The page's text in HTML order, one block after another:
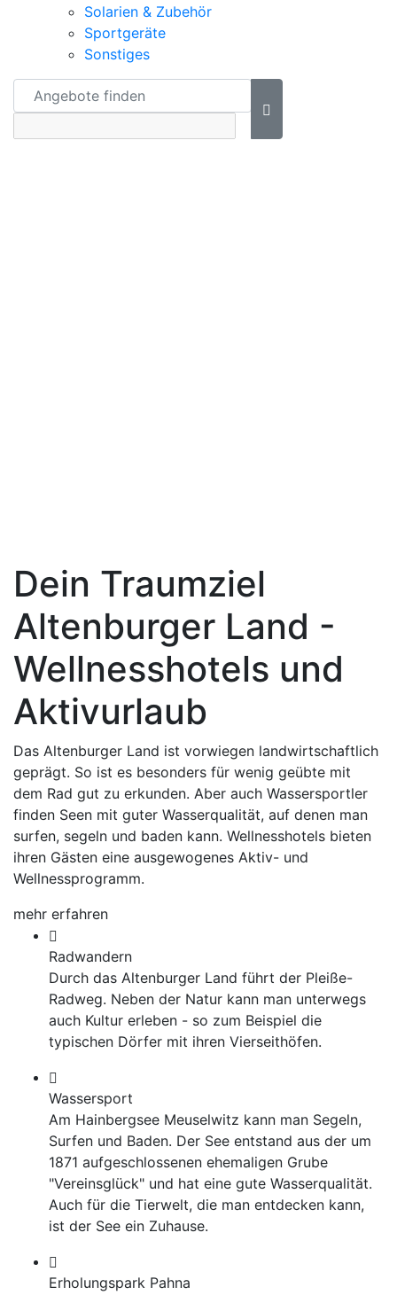
Solarien & Zubehör
Sportgeräte
Sonstiges
Dein Traumziel
Altenburger Land -
Wellnesshotels und
Aktivurlaub
Das Altenburger Land ist vorwiegen landwirtschaftlich
geprägt. So ist es besonders für wenig geübte mit
dem Rad gut zu erkunden. Aber auch Wassersportler
finden Seen mit guter Wasserqualität, auf denen man
surfen, segeln und baden kann. Wellnesshotels bieten
ihren Gästen eine ausgewogenes Aktiv- und
Wellnessprogramm.
mehr erfahren
Radwandern
Durch das Altenburger Land führt der Pleiße-
Radweg. Neben der Natur kann man unterwegs
auch Kultur erleben - so zum Beispiel die
typischen Dörfer mit ihren Vierseithöfen.
Wassersport
Am Hainbergsee Meuselwitz kann man Segeln,
Surfen und Baden. Der See entstand aus der um
1871 aufgeschlossenen ehemaligen Grube
"Vereinsglück" und hat eine gute Wasserqualität.
Auch für die Tierwelt, die man entdecken kann,
ist der See ein Zuhause.
Erholungspark Pahna